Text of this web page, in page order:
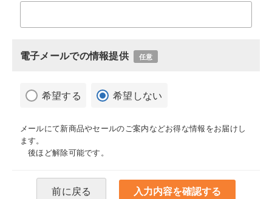
電子メールでの情報提供 任意
希望する 希望しない
メールにて新商品やセールのご案内などお得な情報をお届けし
ます。
後ほど解除可能です。
前に戻る